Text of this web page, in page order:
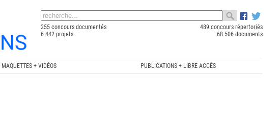
255 concours documentés
489 concours répertoriés
6 442 projets
68 506 documents
MAQUETTES + VIDÉOS PUBLICATIONS + LIBRE ACCÈS